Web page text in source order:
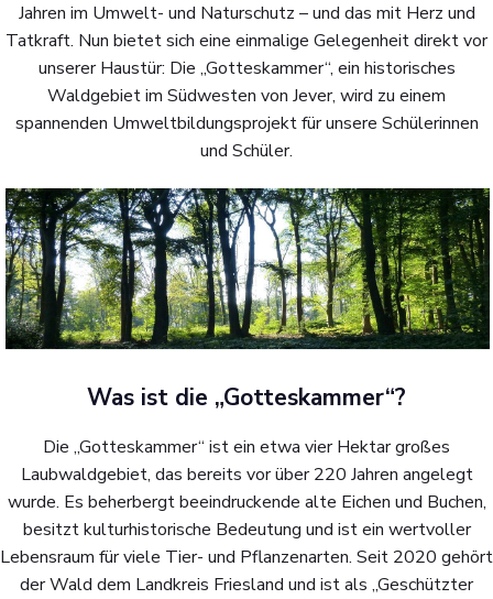
Jahren im Umwelt- und Naturschutz – und das mit Herz und
Tatkraft. Nun bietet sich eine einmalige Gelegenheit direkt vor
unserer Haustür: Die „Gotteskammer“, ein historisches
Waldgebiet im Südwesten von Jever, wird zu einem
spannenden Umweltbildungsprojekt für unsere Schülerinnen
und Schüler.
Was ist die „Gotteskammer“?
Die „Gotteskammer“ ist ein etwa vier Hektar großes
Laubwaldgebiet, das bereits vor über 220 Jahren angelegt
wurde. Es beherbergt beeindruckende alte Eichen und Buchen,
besitzt kulturhistorische Bedeutung und ist ein wertvoller
Lebensraum für viele Tier- und Pflanzenarten. Seit 2020 gehört
der Wald dem Landkreis Friesland und ist als „Geschützter